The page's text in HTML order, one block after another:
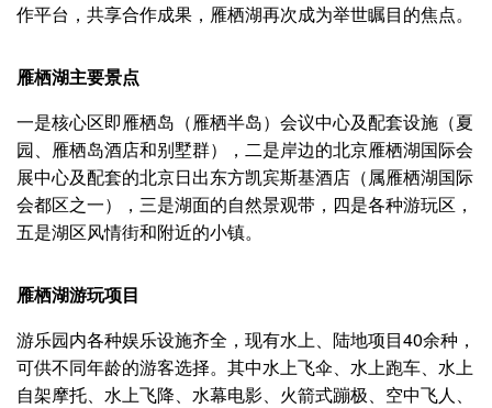
作平台，共享合作成果，雁栖湖再次成为举世瞩目的焦点。
雁栖湖主要景点
一是核心区即雁栖岛（雁栖半岛）会议中心及配套设施（夏
园、雁栖岛酒店和别墅群），二是岸边的北京雁栖湖国际会
展中心及配套的北京日出东方凯宾斯基酒店（属雁栖湖国际
会都区之一），三是湖面的自然景观带，四是各种游玩区，
五是湖区风情街和附近的小镇。
雁栖湖游玩项目
游乐园内各种娱乐设施齐全，现有水上、陆地项目40余种，
可供不同年龄的游客选择。其中水上飞伞、水上跑车、水上
自架摩托、水上飞降、水幕电影、火箭式蹦极、空中飞人、